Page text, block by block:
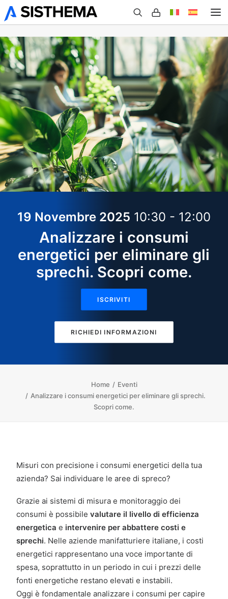
Chi Siamo
Prodotti
Case Studies
Eventi
Blog
19 Novembre 2025 10:30 - 12:00
Analizzare i consumi
energetici per eliminare gli
sprechi. Scopri come.
ISCRIVITI
RICHIEDI INFORMAZIONI
Home
Eventi
Analizzare i consumi energetici per eliminare gli sprechi.
Scopri come.
Misuri con precisione i consumi energetici della tua
azienda? Sai individuare le aree di spreco?
Grazie ai sistemi di misura e monitoraggio dei
consumi è possibile valutare il livello di efficienza
energetica e intervenire per abbattere costi e
sprechi. Nelle aziende manifatturiere italiane, i costi
energetici rappresentano una voce importante di
spesa, soprattutto in un periodo in cui i prezzi delle
fonti energetiche restano elevati e instabili.
Oggi è fondamentale analizzare i consumi per capire